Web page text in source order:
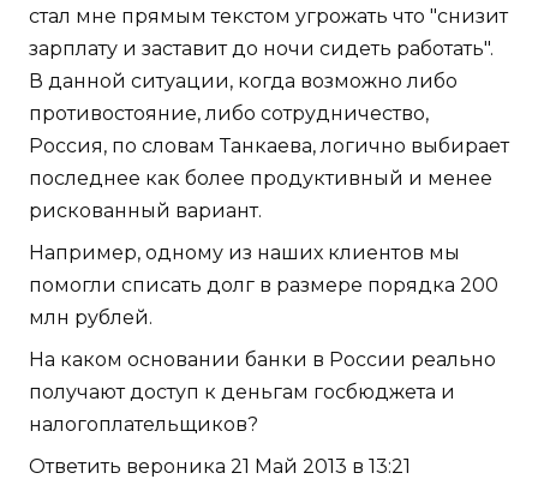
стал мне прямым текстом угрожать что "снизит
зарплату и заставит до ночи сидеть работать".
В данной ситуации, когда возможно либо
противостояние, либо сотрудничество,
Россия, по словам Танкаева, логично выбирает
последнее как более продуктивный и менее
рискованный вариант.
Например, одному из наших клиентов мы
помогли списать долг в размере порядка 200
млн рублей.
На каком основании банки в России реально
получают доступ к деньгам госбюджета и
налогоплательщиков?
Ответить вероника 21 Май 2013 в 13:21